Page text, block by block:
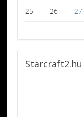
25 26 27
Starcraft2.hu